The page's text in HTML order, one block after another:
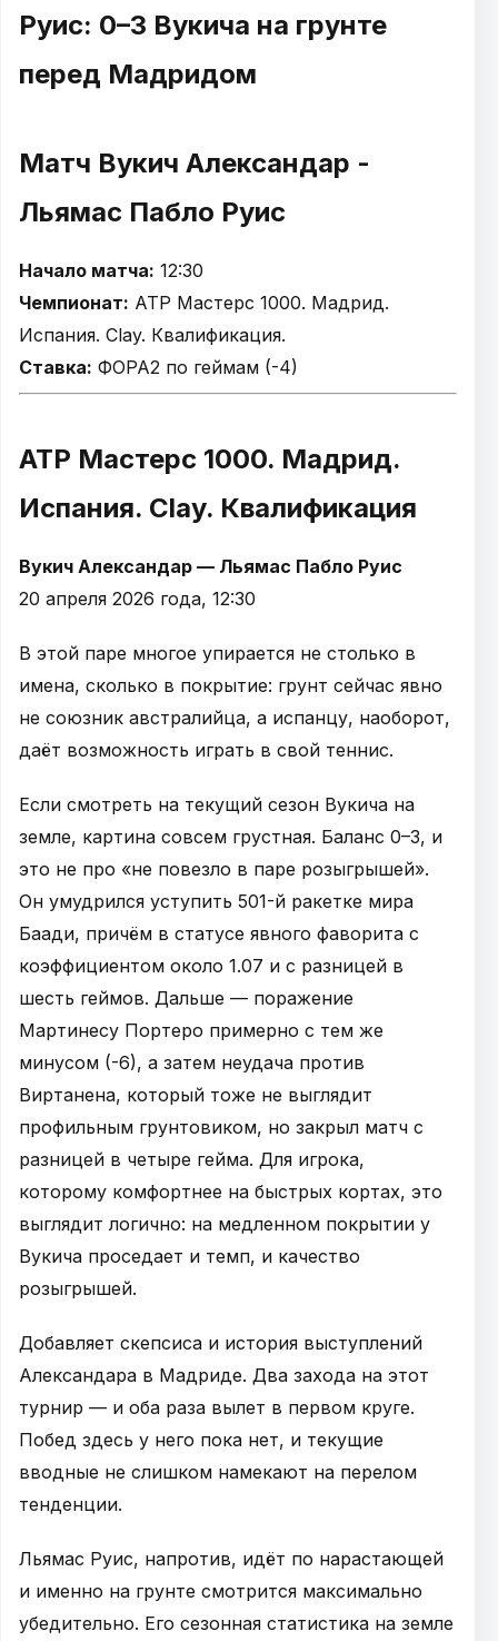
Руис: 0–3 Вукича на грунте
перед Мадридом
Матч Вукич Александар -
Льямас Пабло Руис
Начало матча: 12:30
Чемпионат: ATP Мастерс 1000. Мадрид.
Испания. Clay. Квалификация.
Ставка: ФОРА2 по геймам (-4)
ATP Мастерс 1000. Мадрид.
Испания. Clay. Квалификация
Вукич Александар — Льямас Пабло Руис
20 апреля 2026 года, 12:30
В этой паре многое упирается не столько в
имена, сколько в покрытие: грунт сейчас явно
не союзник австралийца, а испанцу, наоборот,
даёт возможность играть в свой теннис.
Если смотреть на текущий сезон Вукича на
земле, картина совсем грустная. Баланс 0–3, и
это не про «не повезло в паре розыгрышей».
Он умудрился уступить 501-й ракетке мира
Баади, причём в статусе явного фаворита с
коэффициентом около 1.07 и с разницей в
шесть геймов. Дальше — поражение
Мартинесу Портеро примерно с тем же
минусом (-6), а затем неудача против
Виртанена, который тоже не выглядит
профильным грунтовиком, но закрыл матч с
разницей в четыре гейма. Для игрока,
которому комфортнее на быстрых кортах, это
выглядит логично: на медленном покрытии у
Вукича проседает и темп, и качество
розыгрышей.
Добавляет скепсиса и история выступлений
Александара в Мадриде. Два захода на этот
турнир — и оба раза вылет в первом круге.
Побед здесь у него пока нет, и текущие
вводные не слишком намекают на перелом
тенденции.
Льямас Руис, напротив, идёт по нарастающей
и именно на грунте смотрится максимально
убедительно. Его сезонная статистика на земле